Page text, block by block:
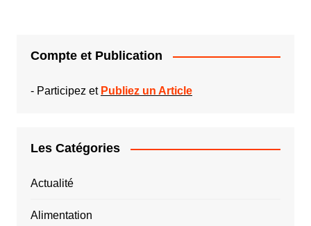
Compte et Publication
- Participez et Publiez un Article
Les Catégories
Actualité
Alimentation